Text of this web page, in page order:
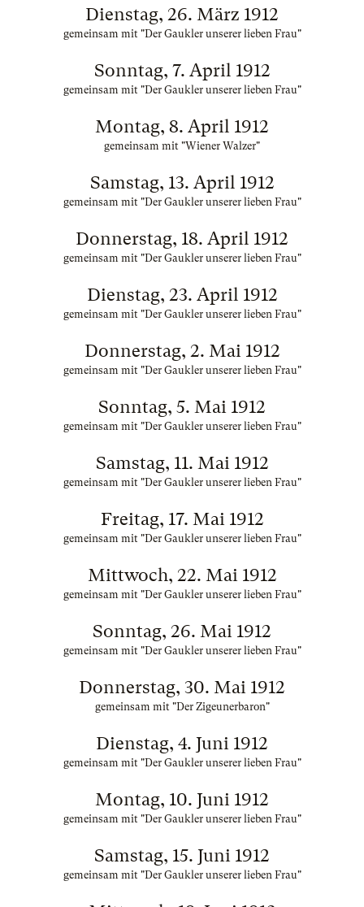
Dienstag, 26. März 1912
gemeinsam mit "Der Gaukler unserer lieben Frau"
Sonntag, 7. April 1912
gemeinsam mit "Der Gaukler unserer lieben Frau"
Montag, 8. April 1912
gemeinsam mit "Wiener Walzer"
Samstag, 13. April 1912
gemeinsam mit "Der Gaukler unserer lieben Frau"
Donnerstag, 18. April 1912
gemeinsam mit "Der Gaukler unserer lieben Frau"
Dienstag, 23. April 1912
gemeinsam mit "Der Gaukler unserer lieben Frau"
Donnerstag, 2. Mai 1912
gemeinsam mit "Der Gaukler unserer lieben Frau"
Sonntag, 5. Mai 1912
gemeinsam mit "Der Gaukler unserer lieben Frau"
Samstag, 11. Mai 1912
gemeinsam mit "Der Gaukler unserer lieben Frau"
Freitag, 17. Mai 1912
gemeinsam mit "Der Gaukler unserer lieben Frau"
Mittwoch, 22. Mai 1912
gemeinsam mit "Der Gaukler unserer lieben Frau"
Sonntag, 26. Mai 1912
gemeinsam mit "Der Gaukler unserer lieben Frau"
Donnerstag, 30. Mai 1912
gemeinsam mit "Der Zigeunerbaron"
Dienstag, 4. Juni 1912
gemeinsam mit "Der Gaukler unserer lieben Frau"
Montag, 10. Juni 1912
gemeinsam mit "Der Gaukler unserer lieben Frau"
Samstag, 15. Juni 1912
gemeinsam mit "Der Gaukler unserer lieben Frau"